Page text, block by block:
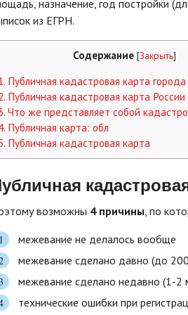
назначение, год постройки
из ЕГРН.
Содержание [Закрыть]
Публичная кадастровая карта
Публичная кадастровая карта России
Что же представляет собой
Публичная карта: обл
Публичная кадастровая карта
возможны 4 причины, по
межевание не делалось вообще
межевание сделано давно (до
межевание сделано недавно (1-2
технические ошибки при